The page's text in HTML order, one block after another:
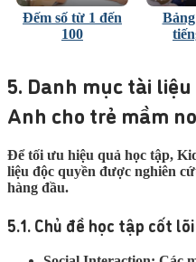
Đếm số từ 1 đến
100
5. Danh mục tài
Anh cho trẻ mầm
Để tối ưu hiệu quả học tập,
liệu độc quyền được nghiên
hàng đầu.
5.1. Chủ đề học tập cốt